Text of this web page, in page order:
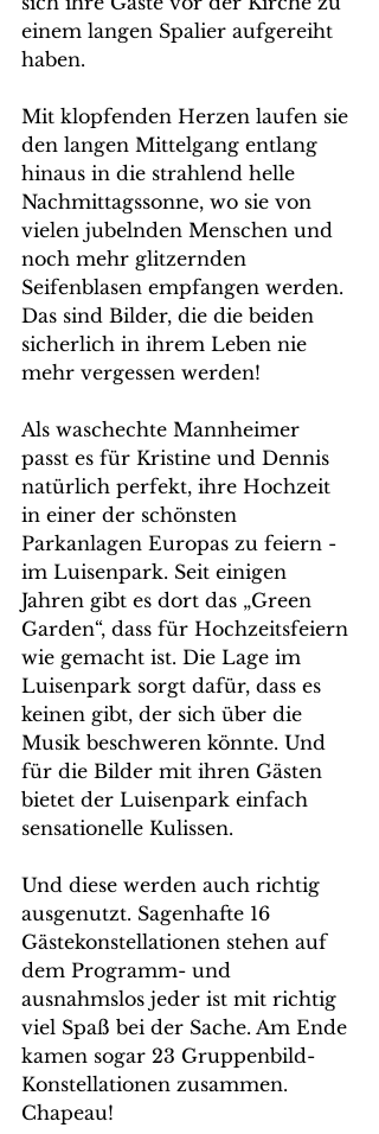
einem langen Spalier aufgereiht
haben.
Mit klopfenden Herzen laufen sie
den langen Mittelgang entlang
hinaus in die strahlend helle
Nachmittagssonne, wo sie von
vielen jubelnden Menschen und
noch mehr glitzernden
Seifenblasen empfangen werden.
Das sind Bilder, die die beiden
sicherlich in ihrem Leben nie
mehr vergessen werden!
Als waschechte Mannheimer
passt es für Kristine und Dennis
natürlich perfekt, ihre Hochzeit
in einer der schönsten
Parkanlagen Europas zu feiern -
im Luisenpark. Seit einigen
Jahren gibt es dort das „Green
Garden“, dass für Hochzeitsfeiern
wie gemacht ist. Die Lage im
Luisenpark sorgt dafür, dass es
keinen gibt, der sich über die
Musik beschweren könnte. Und
für die Bilder mit ihren Gästen
bietet der Luisenpark einfach
sensationelle Kulissen.
Und diese werden auch richtig
ausgenutzt. Sagenhafte 16
Gästekonstellationen stehen auf
dem Programm- und
ausnahmslos jeder ist mit richtig
viel Spaß bei der Sache. Am Ende
kamen sogar 23 Gruppenbild-
Konstellationen zusammen.
Chapeau!